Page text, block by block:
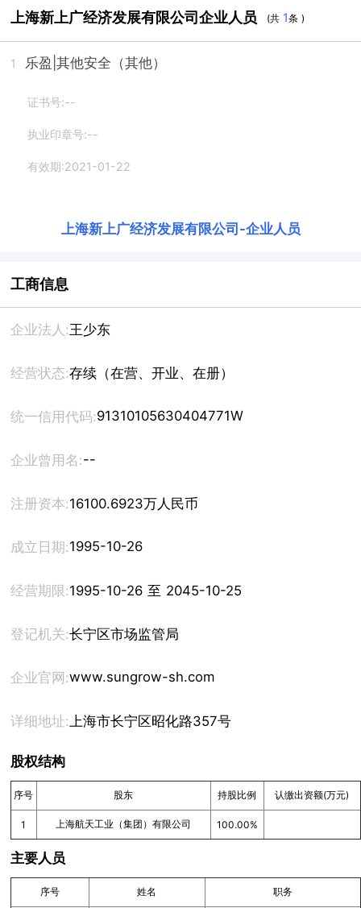
上海新上广经济发展有限公司企业人员 (共 1条 )
1 乐盈 |其他安全（其他）
证书号:--
执业印章号:--
有效期:2021-01-22
上海新上广经济发展有限公司 -企业人员
工商信息
企业法人:王少东
经营状态:存续（在营、开业、在册）
统一信用代码:91310105630404771W
企业曾用名:--
注册资本:16100.6923万人民币
成立日期:1995-10-26
经营期限: 1995-10-26 至 2045-10-25
登记机关:长宁区市场监管局
企业官网:www.sungrow-sh.com
详细地址: 上海市长宁区昭化路357号
股权结构
序号 股东 持股比例 认缴出资额(万元)
1 上海航天工业（集团）有限公司 100.00%
主要人员
序号 姓名 职务